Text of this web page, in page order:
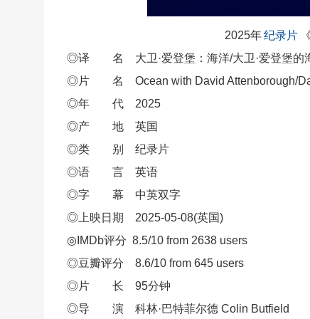
2025年 纪录片
◎译 名 大卫·爱登堡：海洋/大卫·爱登堡的
◎片 名 Ocean with David Attenborough/
◎年 代 2025
◎产 地 英国
◎类 别 纪录片
◎语 言 英语
◎字 幕 中英双字
◎上映日期 2025-05-08(英国)
◎IMDb评分 8.5/10 from 2638 users
◎豆瓣评分 8.6/10 from 645 users
◎片 长 95分钟
◎导 演 科林·巴特菲尔德 Colin Butfield